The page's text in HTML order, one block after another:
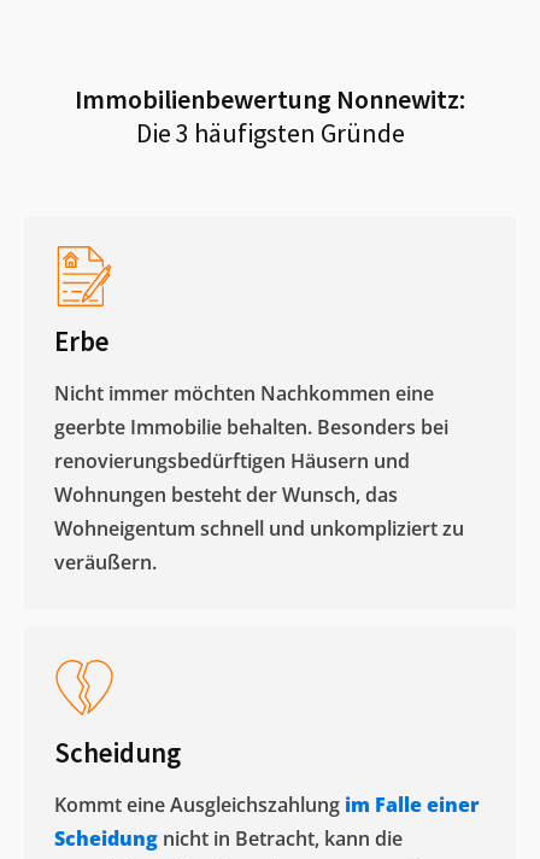
Immobilienbewertung Nonnewitz:
Die 3 häufigsten Gründe
Erbe
Nicht immer möchten Nachkommen eine
geerbte Immobilie behalten. Besonders bei
renovierungsbedürftigen Häusern und
Wohnungen besteht der Wunsch, das
Wohneigentum schnell und unkompliziert zu
veräußern. ​
Scheidung
Kommt eine Ausgleichszahlung im Falle einer
Scheidung nicht in Betracht, kann die